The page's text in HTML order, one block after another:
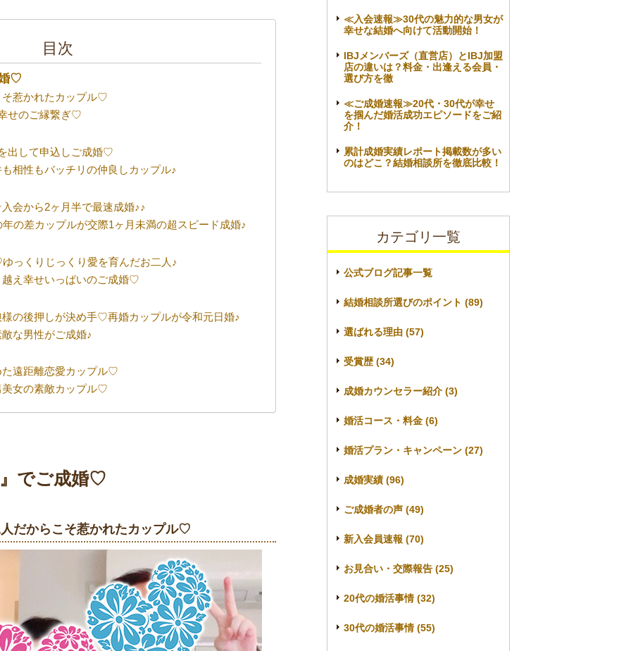
目次
♡
そ惹かれたカップル♡
せのご縁繋ぎ♡
出して申込しご成婚♡
相性もバッチリの仲良しカップル♪
会から2ヶ月半で最速成婚♪♪
の差カップルが交際1ヶ月未満の超スピード成婚♪
っくりじっくり愛を育んだお二人♪
え幸せいっぱいのご成婚♡
の後押しが決め手♡再婚カップルが令和元日婚♪
な男性がご成婚♪
遠距離恋愛カップル♡
美女の素敵カップル♡
でご成婚♡
だからこそ惹かれたカップル♡
≪入会速報≫30代の魅力的な男女が
幸せな結婚へ向けて活動開始！
IBJメンバーズ（直営店）とIBJ加盟
店の違いは？料金・出逢える会員・
選び方を徹
≪ご成婚速報≫20代・30代が幸せ
を掴んだ婚活成功エピソードをご紹
介！
累計成婚実績レポート掲載数が多い
のはどこ？結婚相談所を徹底比較！
カテゴリ一覧
公式ブログ記事一覧
結婚相談所選びのポイント (89)
選ばれる理由 (57)
受賞歴 (34)
成婚カウンセラー紹介 (3)
婚活コース・料金 (6)
婚活プラン・キャンペーン (27)
成婚実績 (96)
ご成婚者の声 (49)
新入会員速報 (70)
お見合い・交際報告 (25)
20代の婚活事情 (32)
30代の婚活事情 (55)